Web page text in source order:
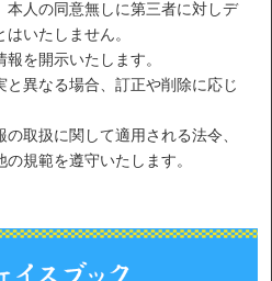
本人の同意無しに第三者に対しデ
いたしません。
を開示いたします。
異なる場合、訂正や削除に応じ
取扱に関して適用される法令、
規範を遵守いたします。